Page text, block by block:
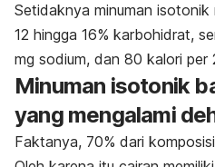
Setidaknya minuman
12 hingga 16% karbohidrat,
mg sodium, dan 80 kalori per
Minuman isotonik
yang mengalami
Faktanya, 70% dari